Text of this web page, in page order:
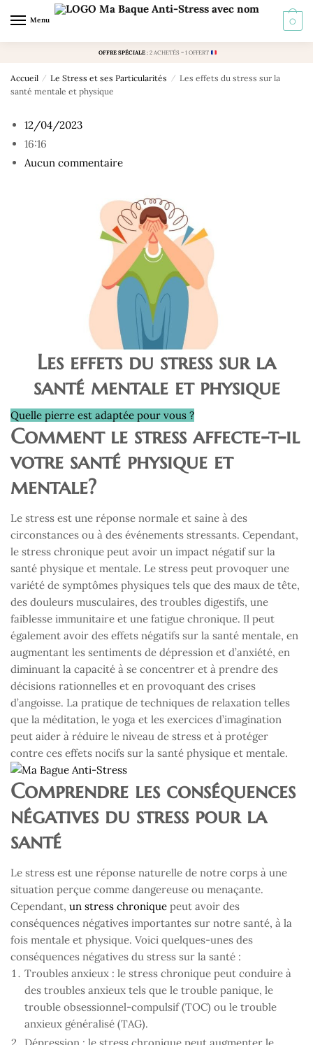
navigation
content
Menu 0
OFFRE SPÉCIALE:2 ACHETÉS = 1 OFFERT
Accueil / Le Stress et ses Particularités / Les effets du stress sur la
santé mentale et physique
12/04/2023
16:16
Aucun commentaire
Les effets du stress sur la
santé mentale et physique
Quelle pierre est adaptée pour vous ?
Comment le stress affecte-t-il
votre santé physique et
mentale?
Le stress est une réponse normale et saine à des
circonstances ou à des événements stressants. Cependant,
le stress chronique peut avoir un impact négatif sur la
santé physique et mentale. Le stress peut provoquer une
variété de symptômes physiques tels que des maux de tête,
des douleurs musculaires, des troubles digestifs, une
faiblesse immunitaire et une fatigue chronique. Il peut
également avoir des effets négatifs sur la santé mentale, en
augmentant les sentiments de dépression et d’anxiété, en
diminuant la capacité à se concentrer et à prendre des
décisions rationnelles et en provoquant des crises
d’angoisse. La pratique de techniques de relaxation telles
que la méditation, le yoga et les exercices d’imagination
peut aider à réduire le niveau de stress et à protéger
contre ces effets nocifs sur la santé physique et mentale.
Comprendre les conséquences
négatives du stress pour la
santé
Le stress est une réponse naturelle de notre corps à une
situation perçue comme dangereuse ou menaçante.
Cependant, un stress chronique peut avoir des
conséquences négatives importantes sur notre santé, à la
fois mentale et physique. Voici quelques-unes des
conséquences négatives du stress sur la santé :
Troubles anxieux : le stress chronique peut conduire à
des troubles anxieux tels que le trouble panique, le
trouble obsessionnel-compulsif (TOC) ou le trouble
anxieux généralisé (TAG).